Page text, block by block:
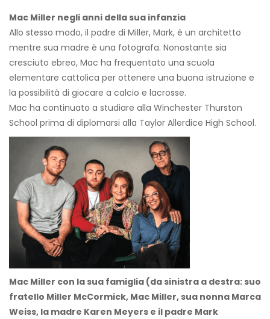
Mac Miller negli anni della sua infanzia
Allo stesso modo, il padre di Miller, Mark, è un architetto
mentre sua madre è una fotografa. Nonostante sia
cresciuto ebreo, Mac ha frequentato una scuola
elementare cattolica per ottenere una buona istruzione e
la possibilità di giocare a calcio e lacrosse.
Mac ha continuato a studiare alla Winchester Thurston
School prima di diplomarsi alla Taylor Allerdice High School.
Mac Miller con la sua famiglia (da sinistra a destra: suo
fratello Miller McCormick, Mac Miller, sua nonna Marca
Weiss, la madre Karen Meyers e il padre Mark